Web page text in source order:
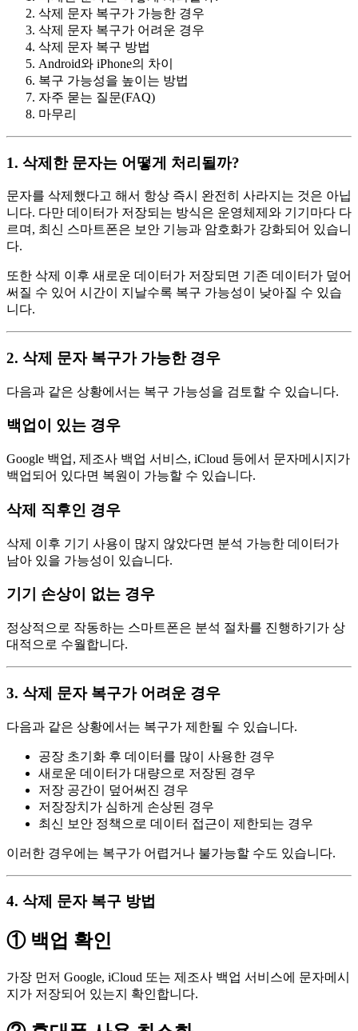
삭제 문자 복구가 가능한 경우
삭제 문자 복구가 어려운 경우
삭제 문자 복구 방법
Android와 iPhone의 차이
복구 가능성을 높이는 방법
자주 묻는 질문(FAQ)
마무리
1. 삭제한 문자는 어떻게 처리될까?
문자를 삭제했다고 해서 항상 즉시 완전히 사라지는 것은 아닙
니다. 다만 데이터가 저장되는 방식은 운영체제와 기기마다 다
르며, 최신 스마트폰은 보안 기능과 암호화가 강화되어 있습니
다.
또한 삭제 이후 새로운 데이터가 저장되면 기존 데이터가 덮어
써질 수 있어 시간이 지날수록 복구 가능성이 낮아질 수 있습
니다.
2. 삭제 문자 복구가 가능한 경우
다음과 같은 상황에서는 복구 가능성을 검토할 수 있습니다.
백업이 있는 경우
Google 백업, 제조사 백업 서비스, iCloud 등에서 문자메시지가
백업되어 있다면 복원이 가능할 수 있습니다.
삭제 직후인 경우
삭제 이후 기기 사용이 많지 않았다면 분석 가능한 데이터가
남아 있을 가능성이 있습니다.
기기 손상이 없는 경우
정상적으로 작동하는 스마트폰은 분석 절차를 진행하기가 상
대적으로 수월합니다.
3. 삭제 문자 복구가 어려운 경우
다음과 같은 상황에서는 복구가 제한될 수 있습니다.
공장 초기화 후 데이터를 많이 사용한 경우
새로운 데이터가 대량으로 저장된 경우
저장 공간이 덮어써진 경우
저장장치가 심하게 손상된 경우
최신 보안 정책으로 데이터 접근이 제한되는 경우
이러한 경우에는 복구가 어렵거나 불가능할 수도 있습니다.
4. 삭제 문자 복구 방법
① 백업 확인
가장 먼저 Google, iCloud 또는 제조사 백업 서비스에 문자메시
지가 저장되어 있는지 확인합니다.